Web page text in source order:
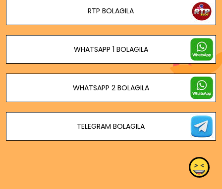
RTP BOLAGILA
WHATSAPP 1 BOLAGILA
WHATSAPP 2 BOLAGILA
TELEGRAM BOLAGILA